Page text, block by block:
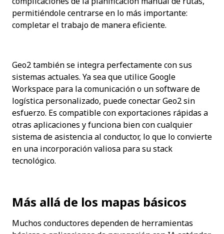
permitiéndole centrarse en lo más importante:
completar el trabajo de manera eficiente.
Geo2 también se integra perfectamente con sus
sistemas actuales. Ya sea que utilice Google
Workspace para la comunicación o un software de
logística personalizado, puede conectar Geo2 sin
esfuerzo. Es compatible con exportaciones rápidas a
otras aplicaciones y funciona bien con cualquier
sistema de asistencia al conductor, lo que lo convierte
en una incorporación valiosa para su stack
tecnológico.
Más allá de los mapas básicos
Muchos conductores dependen de herramientas